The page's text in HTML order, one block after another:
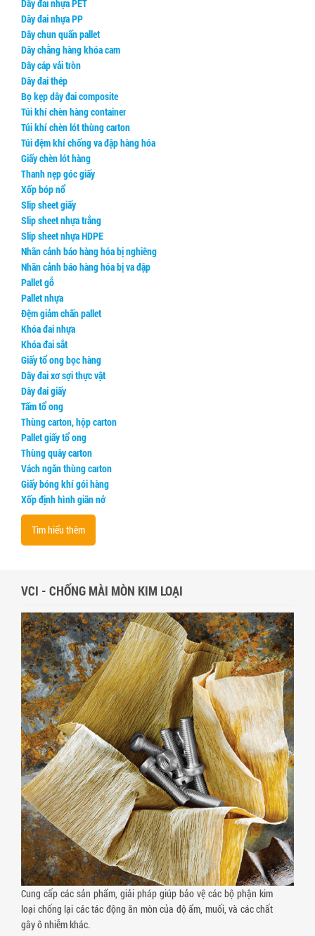
Xốp bóp nổ
Slip sheet giấy
Slip sheet nhựa trắng
Slip sheet nhựa HDPE
Nhãn cảnh báo hàng hóa bị nghiêng
Nhãn cảnh báo hàng hóa bị va đập
Pallet gỗ
Pallet nhựa
Đệm giảm chấn pallet
Khóa đai nhựa
Khóa đai sắt
Giấy tổ ong bọc hàng
Dây đai xơ sợi thực vật
Dây đai giấy
Tấm tổ ong
Thùng carton, hộp carton
Pallet giấy tổ ong
Thùng quây carton
Vách ngăn thùng carton
Giấy bóng khí gói hàng
Xốp định hình giãn nở
Gói hút oxy Newlvye
Gói hút khí ethylene
Gói hút CO2
Gói hút ẩm đất sét hoạt tính (activated clay)
Nhôm hoạt tính (Activated Allumina)
Dung dịch chống mốc cho da giày
Dây đai nhựa PET
Dây đai nhựa PP
Dây chun quấn pallet
Dây chằng hàng khóa cam
Dây cáp vải tròn
Dây đai thép
Bọ kẹp dây đai composite
Túi khí chèn hàng container
Túi khí chèn lót thùng carton
Túi đệm khí chống va đập hàng hóa
Giấy chèn lót hàng
Thanh nẹp góc giấy
Xốp bóp nổ
Slip sheet giấy
Slip sheet nhựa trắng
Slip sheet nhựa HDPE
Nhãn cảnh báo hàng hóa bị nghiêng
Nhãn cảnh báo hàng hóa bị va đập
Pallet gỗ
Pallet nhựa
Đệm giảm chấn pallet
Khóa đai nhựa
Khóa đai sắt
Giấy tổ ong bọc hàng
Dây đai xơ sợi thực vật
Dây đai giấy
Tấm tổ ong
Thùng carton, hộp carton
Pallet giấy tổ ong
Thùng quây carton
Vách ngăn thùng carton
Giấy bóng khí gói hàng
Xốp định hình giãn nở
Tìm hiểu thêm
VCI - CHỐNG MÀI MÒN KIM LOẠI
Cung cấp các sản phẩm, giải pháp giúp bảo vệ các bộ phận kim
loại chống lại các tác động ăn mòn của độ ẩm, muối, và các chất
gây ô nhiễm khác.